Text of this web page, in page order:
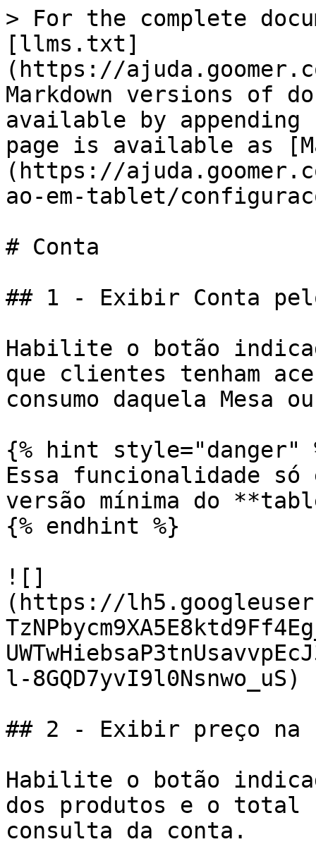
> For the complete
[llms.txt]
(https://
Markdown versions of
available by
page is available as
(https://
ao-em-tablet/
# Conta
## 1 - Exibir Conta
Habilite o botão
que clientes tenham
consumo daquela Mesa
{% hint style="danger"
Essa funcionalidade
versão mínima do
{% endhint %}
![]
(https://
l-8GQD7yvI9l0Nsnwo_uS)
## 2 - Exibir preço na
Habilite o botão
dos produtos e o total
consulta da conta.